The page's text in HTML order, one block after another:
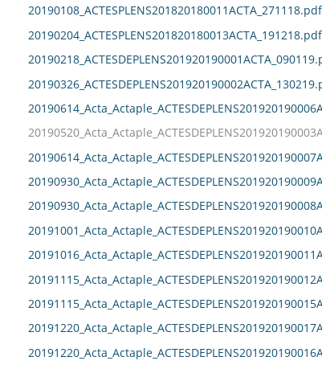
20190108_ACTESPLENS201820180011ACTA_271118.pdf
20190204_ACTESPLENS201820180013ACTA_191218.pdf